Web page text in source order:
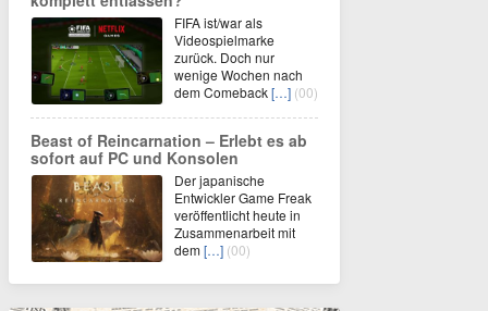
FIFA ist/war als
Videospielmarke
zurück. Doch nur
wenige Wochen nach
dem Comeback[…] (00)
Beast of Reincarnation – Erlebt es ab
sofort auf PC und Konsolen
Der japanische
Entwickler Game Freak
veröffentlicht heute in
Zusammenarbeit mit
dem[…] (00)